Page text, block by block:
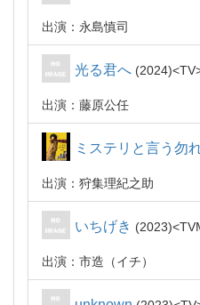
出演：永島慎司
光る君へ 2024 TV
出演：藤原公任
ミステリと言う勿
出演：狩集理紀之助
いちげき 2023
出演：市造（イチ）